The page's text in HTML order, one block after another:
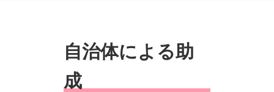
自治体による助
成